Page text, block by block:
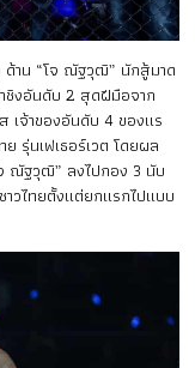
ด้าน “โจ ณัฐวุฒิ” นักสู้มาด
าชิงอันดับ 2 สุดฝีมือจาก
เจ้าของอันดับ 4 ของแร
รุ่นเฟเธอร์เวต โดยผล
ณัฐวุฒิ” ลงไปกอง 3 นับ
าวไทยตั้งแต่ยกแรกไปแบบ